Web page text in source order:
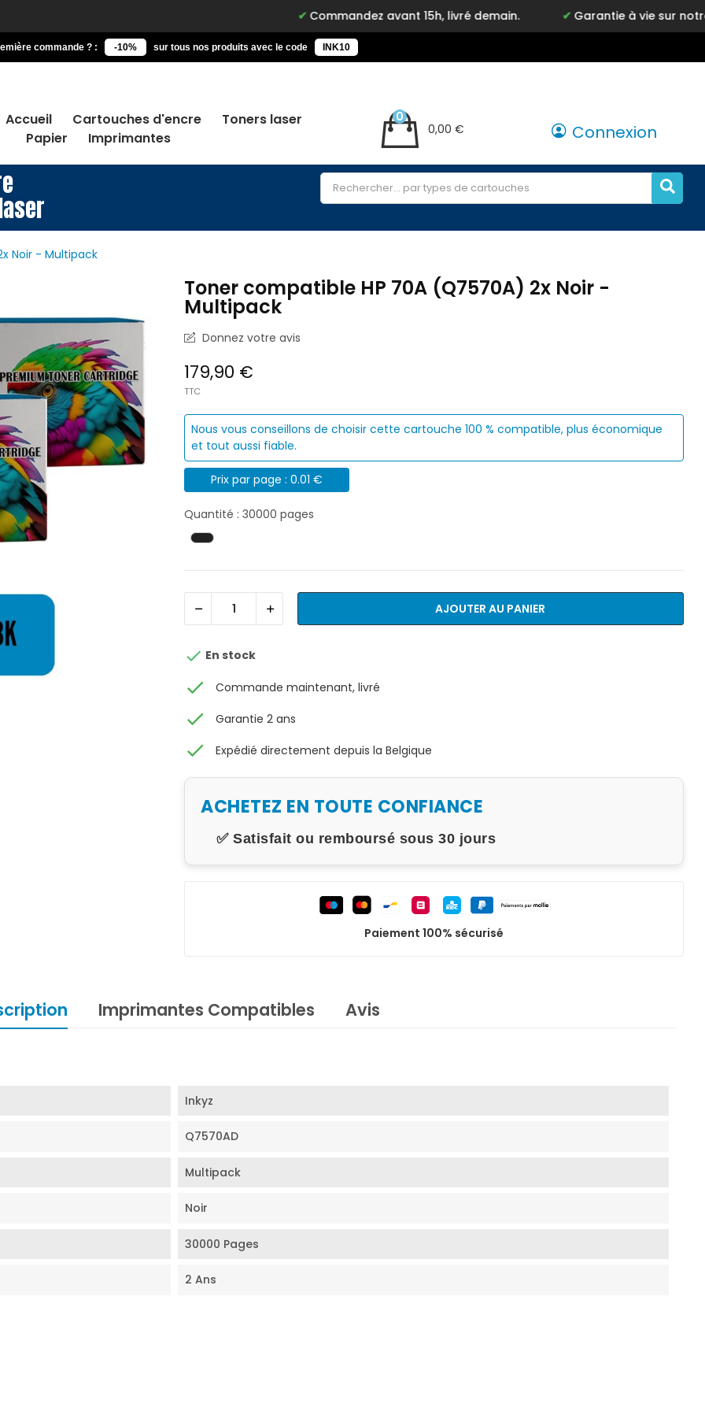
Commandez avant 15h, livré demain. Garantie à vie sur notre marque
commande ? : -10% sur tous nos produits avec le code INK10
Accueil Cartouches d'encre
Toners laser
Papier
Imprimantes
0,00 €
0
Connexion
Noir - Multipack
Toner compatible HP 70A (Q7570A) 2x Noir -
Multipack
Donnez votre avis
179,90 €
TTC
Nous vous conseillons de choisir cette cartouche 100 % compatible, plus économique
et tout aussi fiable.
Prix par page : 0.01 €
Quantité : 30000 pages
AJOUTER AU PANIER
 En stock
check Commande maintenant, livré
check Garantie 2 ans
check Expédié directement depuis la Belgique
ACHETEZ EN TOUTE CONFIANCE
✅ Satisfait ou remboursé sous 30 jours
Paiement 100% sécurisé
Imprimantes Compatibles Avis
Inkyz
Q7570AD
Multipack
Noir
30000 Pages
2 Ans